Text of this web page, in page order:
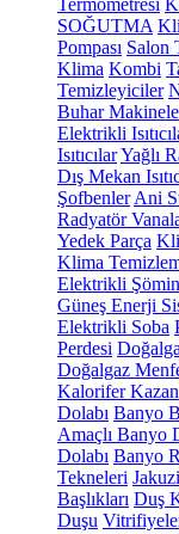
Termometresi
SOĞUTMA
Pompası Salon
Klima Kombi
Temizleyiciler
Buhar
Elektrikli
IsıtıcılarYağlı
Dış Mekan
Şofbenler Ani
Radyatör
Yedek Parça
Klima
Elektrikli
Güneş Enerji
Elektrikli Soba
Perdesi
Doğalgaz
Kalorifer
Dolabı Banyo
Amaçlı Banyo
Dolabı Banyo
Tekneleri
Başlıkları Duş
Duşu